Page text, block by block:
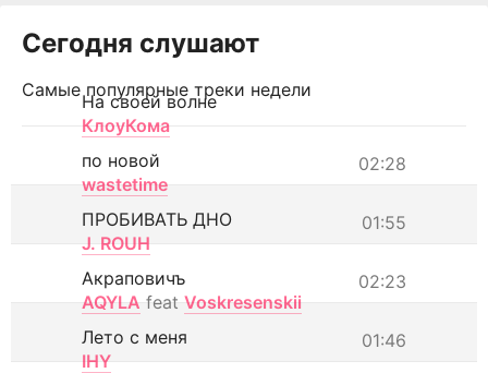
Сегодня слушают
Самые популярные треки недели
На своей волне
КлоуКома
02:28
по новой
wastetime
01:55
ПРОБИВАТЬ ДНО
J. ROUH
02:23
Акраповичъ
AQYLA feat Voskresenskii
01:46
Лето с меня
IHY